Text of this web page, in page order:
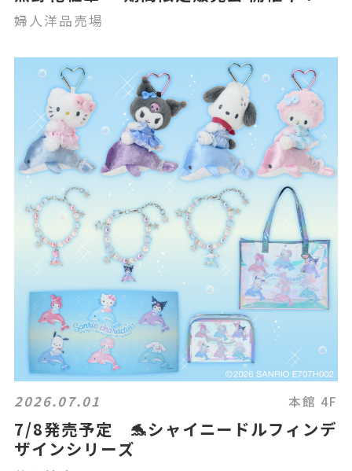
婦人洋品売場
2026.07.01 本館 4F
7/8発売予定 🐬シャイニードルフィンデ
ザインシリーズ